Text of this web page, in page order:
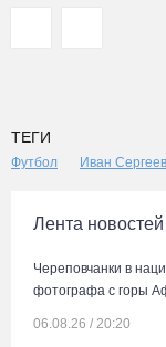
ТЕГИ
Футбол Иван Сергеев
Лента новостей
Череповчанки в
фотографа с горы
06.08.26 / 20:20